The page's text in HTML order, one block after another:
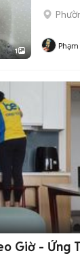
1
Giờ - Ứng